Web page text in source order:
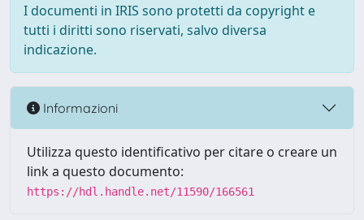
I documenti in IRIS sono protetti da copyright e
tutti i diritti sono riservati, salvo diversa
indicazione.
Informazioni
Utilizza questo identificativo per citare o creare un
link a questo documento:
https://hdl.handle.net/11590/166561